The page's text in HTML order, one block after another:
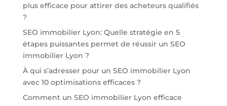
plus efficace pour attirer des acheteurs qualifiés
?
SEO immobilier Lyon: Quelle stratégie en 5
étapes puissantes permet de réussir un SEO
immobilier Lyon ?
À qui s’adresser pour un SEO immobilier Lyon
avec 10 optimisations efficaces ?
Comment un SEO immobilier Lyon efficace